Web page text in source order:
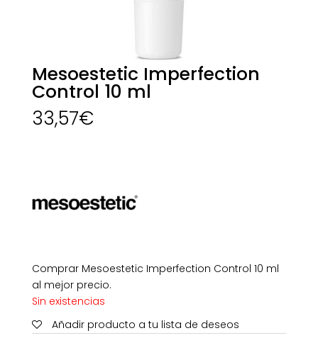
Mesoestetic Imperfection
Control 10 ml
33,57€
Comprar Mesoestetic Imperfection Control 10 ml
al mejor precio.
Sin existencias
Añadir producto a tu lista de deseos